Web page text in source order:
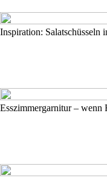
Inspiration: Salatschüsseln
Esszimmergarnitur –